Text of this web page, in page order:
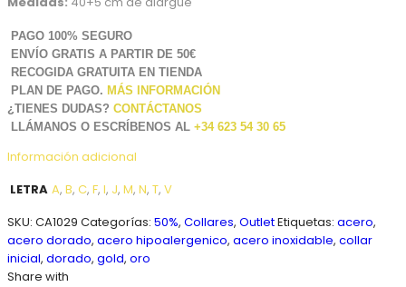
PAGO 100% SEGURO
ENVÍO GRATIS A PARTIR DE 50€
RECOGIDA GRATUITA EN TIENDA
PLAN DE PAGO. MÁS INFORMACIÓN
¿TIENES DUDAS? CONTÁCTANOS
LLÁMANOS O ESCRÍBENOS AL +34 623 54 30 65
Información adicional
LETRA A, B, C, F, I, J, M, N, T, V
SKU: CA1029 Categorías: 50%, Collares, OutletEtiquetas: acero,
acero dorado, acero hipoalergenico, acero inoxidable, collar
inicial, dorado, gold, oro
Share with